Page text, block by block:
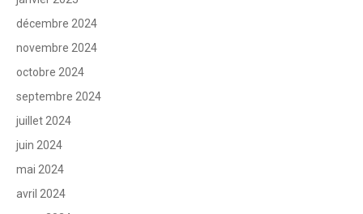
décembre 2024
novembre 2024
octobre 2024
septembre 2024
juillet 2024
juin 2024
mai 2024
avril 2024